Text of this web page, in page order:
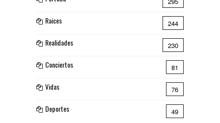
Raices 244
Realidades 230
Conciertos 81
Vidas 76
Deportes 49